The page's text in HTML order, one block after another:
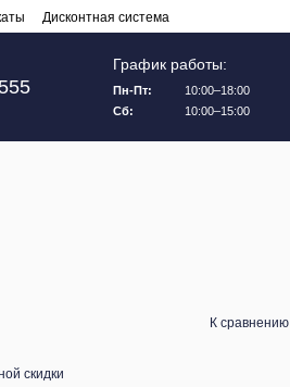
Дисконтная система
График работы:
Пн-Пт:
10:00–18:00
Сб:
10:00–15:00
К сравнению
скидки